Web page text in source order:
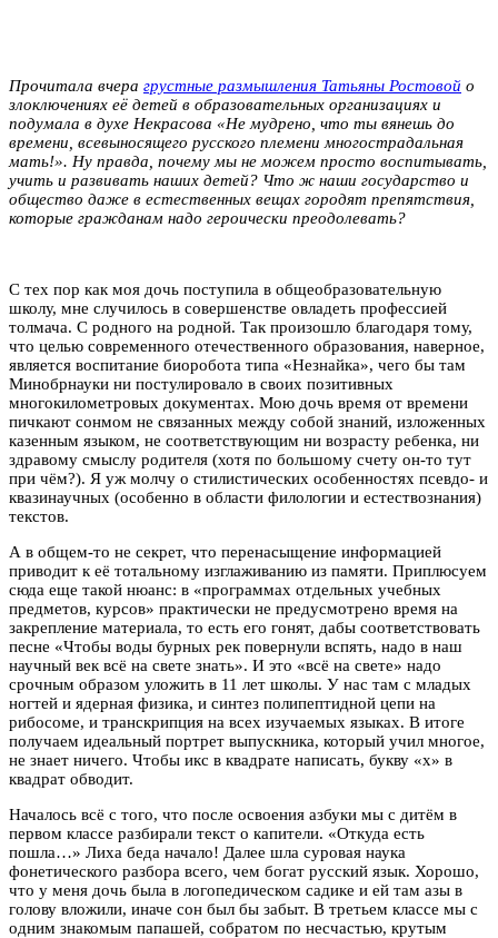
Прочитала вчера грустные размышления Татьяны Ростовой о
злоключениях её детей в образовательных организациях и
подумала в духе Некрасова «Не мудрено, что ты вянешь до
времени, всевыносящего русского племени многострадальная
мать!». Ну правда, почему мы не можем просто воспитывать,
учить и развивать наших детей? Что ж наши государство и
общество даже в естественных вещах городят препятствия,
которые гражданам надо героически преодолевать?
С тех пор как моя дочь поступила в общеобразовательную
школу, мне случилось в совершенстве овладеть профессией
толмача. С родного на родной. Так произошло благодаря тому,
что целью современного отечественного образования, наверное,
является воспитание биоробота типа «Незнайка», чего бы там
Минобрнауки ни постулировало в своих позитивных
многокилометровых документах. Мою дочь время от времени
пичкают сонмом не связанных между собой знаний, изложенных
казенным языком, не соответствующим ни возрасту ребенка, ни
здравому смыслу родителя (хотя по большому счету он-то тут
при чём?). Я уж молчу о стилистических особенностях псевдо- и
квазинаучных (особенно в области филологии и естествознания)
текстов.
А в общем-то не секрет, что перенасыщение информацией
приводит к её тотальному изглаживанию из памяти. Приплюсуем
сюда еще такой нюанс: в «программах отдельных учебных
предметов, курсов» практически не предусмотрено время на
закрепление материала, то есть его гонят, дабы соответствовать
песне «Чтобы воды бурных рек повернули вспять, надо в наш
научный век всё на свете знать». И это «всё на свете» надо
срочным образом уложить в 11 лет школы. У нас там с младых
ногтей и ядерная физика, и синтез полипептидной цепи на
рибосоме, и транскрипция на всех изучаемых языках. В итоге
получаем идеальный портрет выпускника, который учил многое,
не знает ничего. Чтобы икс в квадрате написать, букву «х» в
квадрат обводит.
Началось всё с того, что после освоения азбуки мы с дитём в
первом классе разбирали текст о капители. «Откуда есть
пошла…» Лиха беда начало! Далее шла суровая наука
фонетического разбора всего, чем богат русский язык. Хорошо,
что у меня дочь была в логопедическом садике и ей там азы в
голову вложили, иначе сон был бы забыт. В третьем классе мы с
одним знакомым папашей, собратом по несчастью, крутым